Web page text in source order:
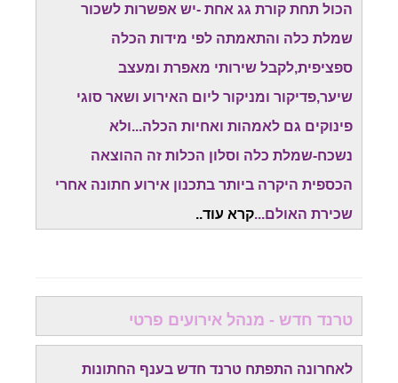
הכול תחת קורת גג אחת -יש אפשרות לשכור
שמלת כלה והתאמתה לפי מידות הכלה
ספציפית,לקבל שירותי מאפרת ומעצב
שיער,פדיקור ומניקור ליום האירוע ושאר סוגי
פינוקים גם לאמהות ואחיות הכלה...ולא
נשכח-שמלת כלה וסלון הכלות זה ההוצאה
הכספית היקרה ביותר בתכנון אירוע חתונה אחרי
שכירת האולם...קרא עוד..
טרנד חדש - מנהל אירועים פרטי
לאחרונה התפתח טרנד חדש בענף החתונות